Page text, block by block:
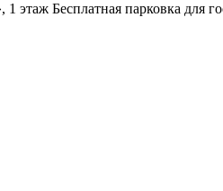
1 этаж Бесплатная парковка для